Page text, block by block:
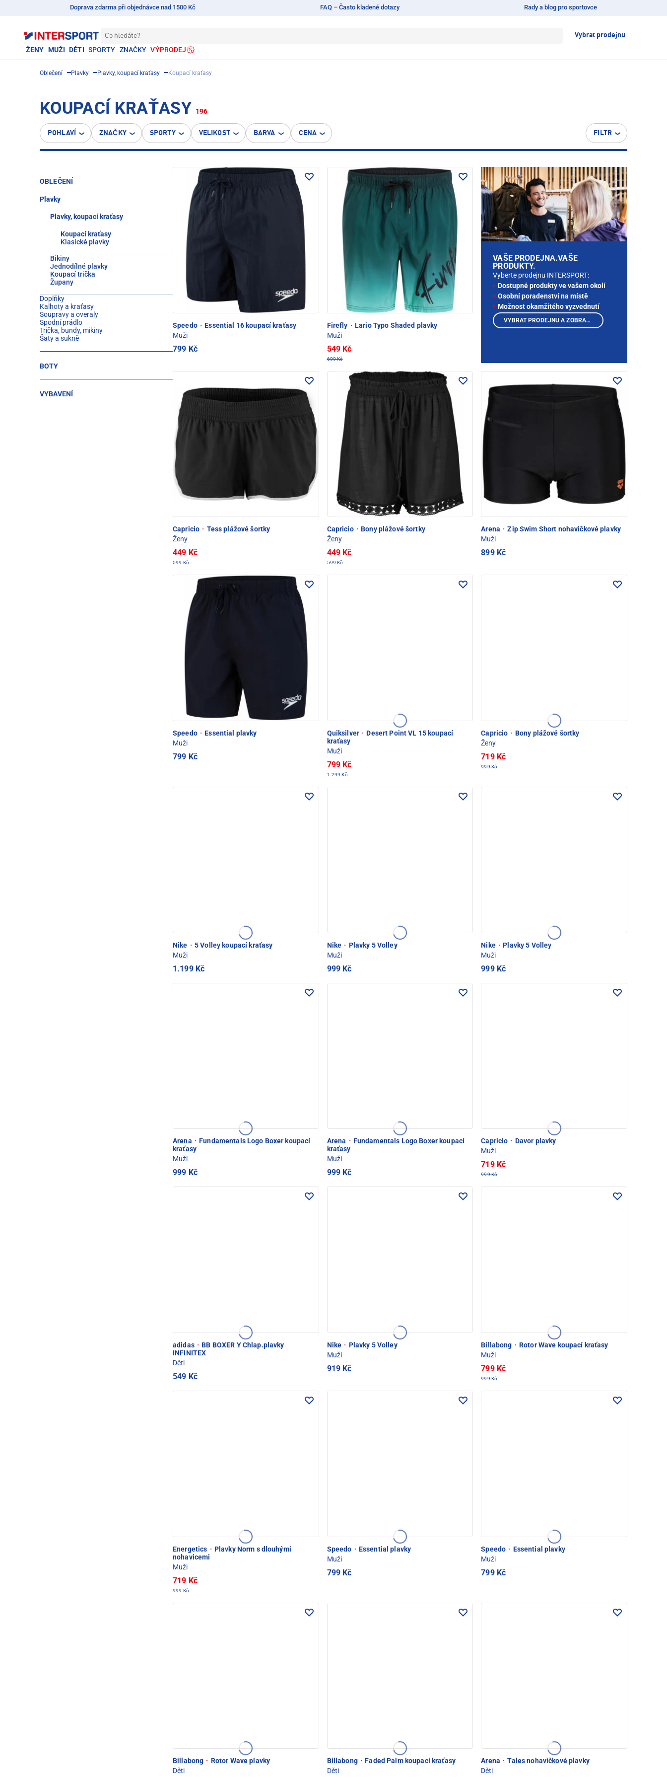
Doprava zdarma při objednávce nad 1500 Kč FAQ – Často kladené dotazy Rady a blog pro sportovce
Co hledáte? Vybrat prodejnu
ŽENY MUŽI DĚTI SPORTY ZNAČKY VÝPRODEJ
Oblečení Plavky Plavky, koupací kraťasy Koupací kraťasy
KOUPACÍ KRAŤASY 196
POHLAVÍ ZNAČKY SPORTY VELIKOST BARVA CENA FILTR
OBLEČENÍ
Plavky
Plavky, koupací kraťasy
Koupací kraťasy
Klasické plavky
Bikiny
Jednodílné plavky
Koupací trička
Župany
Doplňky
Kalhoty a kraťasy
Soupravy a overaly
Spodní prádlo
Trička, bundy, mikiny
Šaty a sukně
BOTY
VYBAVENÍ
Speedo · Essential 16 koupací kraťasy
Muži
799 Kč
Firefly · Lario Typo Shaded plavky
Muži
549 Kč
699 Kč
Capricio · Tess plážové šortky
Ženy
449 Kč
599 Kč
Capricio · Bony plážové šortky
Ženy
449 Kč
599 Kč
Arena · Zip Swim Short nohavičkové plavky
Muži
899 Kč
Speedo · Essential plavky
Muži
799 Kč
Quiksilver · Desert Point VL 15 koupací
kraťasy
Muži
799 Kč
1.299 Kč
Capricio · Bony plážové šortky
Ženy
719 Kč
999 Kč
Nike · 5 Volley koupací kraťasy
Muži
1.199 Kč
Nike · Plavky 5 Volley
Muži
999 Kč
Nike · Plavky 5 Volley
Muži
999 Kč
Arena · Fundamentals Logo Boxer koupací
kraťasy
Muži
999 Kč
Arena · Fundamentals Logo Boxer koupací
kraťasy
Muži
999 Kč
Capricio · Davor plavky
Muži
719 Kč
999 Kč
adidas · BB BOXER Y Chlap.plavky
INFINITEX
Děti
549 Kč
Nike · Plavky 5 Volley
Muži
919 Kč
Billabong · Rotor Wave koupací kraťasy
Muži
799 Kč
999 Kč
Energetics · Plavky Norm s dlouhými
nohavicemi
Muži
719 Kč
999 Kč
Speedo · Essential plavky
Muži
799 Kč
Speedo · Essential plavky
Muži
799 Kč
Billabong · Rotor Wave plavky
Děti
Billabong · Faded Palm koupací kraťasy
Děti
Arena · Tales nohavičkové plavky
Děti
VAŠE PRODEJNA.VAŠE
PRODUKTY.
Vyberte prodejnu INTERSPORT:
Dostupné produkty ve vašem okolí
Osobní poradenství na místě
Možnost okamžitého vyzvednutí
VYBRAT PRODEJNU A ZOBRAZIT PRODUKTY